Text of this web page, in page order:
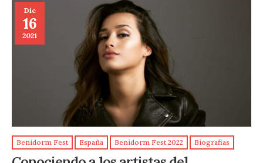
Dic
16
2021
Benidorm Fest España Benidorm Fest 2022 Biografias